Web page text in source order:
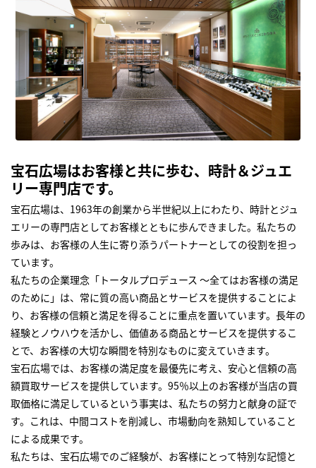
宝石広場はお客様と共に歩む、時計＆ジュエ
リー専門店です。
宝石広場は、1963年の創業から半世紀以上にわたり、時計とジュ
エリーの専門店としてお客様とともに歩んできました。私たちの
歩みは、お客様の人生に寄り添うパートナーとしての役割を担っ
ています。
私たちの企業理念「トータルプロデュース ～全てはお客様の満足
のために」は、常に質の高い商品とサービスを提供することによ
り、お客様の信頼と満足を得ることに重点を置いています。長年の
経験とノウハウを活かし、価値ある商品とサービスを提供するこ
とで、お客様の大切な瞬間を特別なものに変えていきます。
宝石広場では、お客様の満足度を最優先に考え、安心と信頼の高
額買取サービスを提供しています。95％以上のお客様が当店の買
取価格に満足しているという事実は、私たちの努力と献身の証で
す。これは、中間コストを削減し、市場動向を熟知していること
による成果です。
私たちは、宝石広場でのご経験が、お客様にとって特別な記憶と